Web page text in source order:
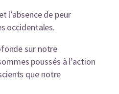
l’absence de peur
occidentales.
sur notre
poussés à l’action
que notre